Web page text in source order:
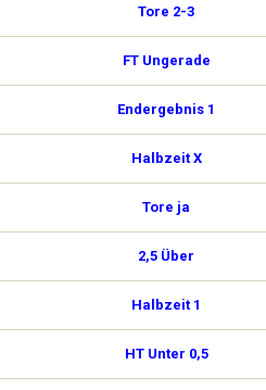
Tore 2-3
FT Ungerade
Endergebnis 1
Halbzeit X
Tore ja
2,5 Über
Halbzeit 1
HT Unter 0,5